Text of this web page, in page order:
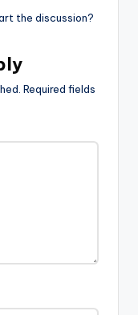
the discussion?
Required fields